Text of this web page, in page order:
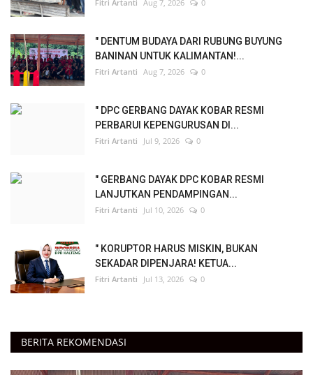
Fitri Artanti Aug 7, 2026 0
" DENTUM BUDAYA DARI RUBUNG BUYUNG
BANINAN UNTUK KALIMANTAN!...
Fitri Artanti Aug 7, 2026 0
" DPC GERBANG DAYAK KOBAR RESMI
PERBARUI KEPENGURUSAN DI...
Fitri Artanti Jul 9, 2026 0
" GERBANG DAYAK DPC KOBAR RESMI
LANJUTKAN PENDAMPINGAN...
Fitri Artanti Jul 10, 2026 0
" KORUPTOR HARUS MISKIN, BUKAN
SEKADAR DIPENJARA! KETUA...
Fitri Artanti Jul 13, 2026 0
BERITA REKOMENDASI